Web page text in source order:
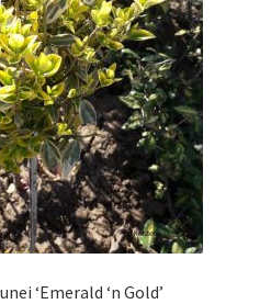
‘Emerald ‘n Gold’